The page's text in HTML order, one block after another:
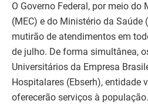
O Governo Federal, por meio do
(MEC) e do Ministério da Saúde
mutirão de atendimentos em
de julho. De forma simultânea,
Universitários da Empresa
Hospitalares (Ebserh), entidade
oferecerão serviços à